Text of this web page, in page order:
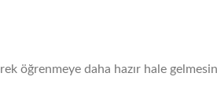
öğrenmeye daha hazır hale